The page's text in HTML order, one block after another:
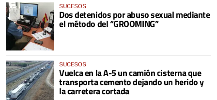
SUCESOS
Dos detenidos por abuso sexual mediante
el método del “GROOMING”
SUCESOS
Vuelca en la A-5 un camión cisterna que
transporta cemento dejando un herido y
la carretera cortada